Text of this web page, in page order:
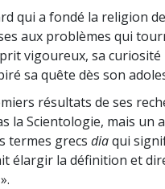
À l’intérieur
Les
Scientologie
La
Amour et
Qu’est-ce
qui a fondé la religion
aux problèmes qui
vigoureux, sa
sa quête dès son
résultats de ses
la Scientologie, mais un
termes grecs diaqui
élargir la définition et